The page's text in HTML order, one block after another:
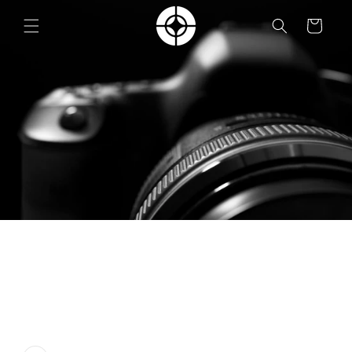
direttamente
ai contenuti
Carrello